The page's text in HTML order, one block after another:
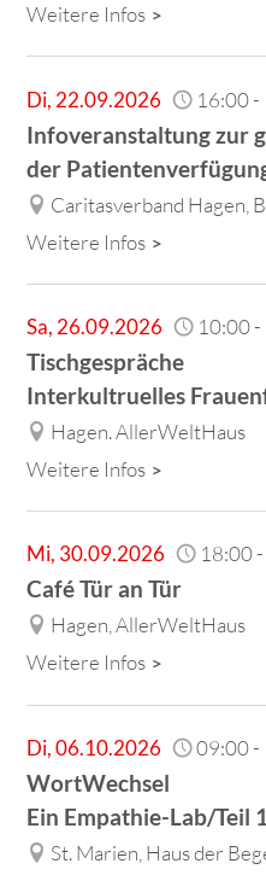
Weitere Infos
Di, 22.09.2026 16:00-
Infoveranstaltung zur
der
Caritasverband Hagen,
Weitere Infos
Sa, 26.09.2026 10:00-
Tischgespräche
Interkultruelles
Hagen. AllerWeltHaus
Weitere Infos
Mi, 30.09.2026 18:00-
Café Tür an Tür
Hagen, AllerWeltHaus
Weitere Infos
Di,06.10.2026 09:00-
WortWechsel
Ein Empathie-Lab/Teil 1
St. Marien, Haus der